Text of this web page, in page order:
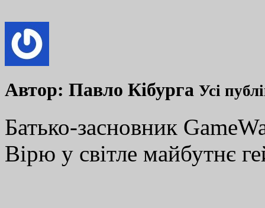
Автор: Павло Кібурга Усі
Батько-засновник
Вірю у світле майбутнє